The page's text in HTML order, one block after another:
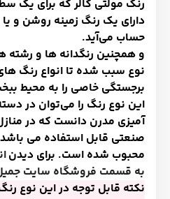
رنگ مولتی کالر که برای یک
دارای یک رنگ زمینه روشن و
حساب میآید.
و همچنین رنگدانه ها و رشته
نوع سبب شده تا انواع رنگ
برجستگی خاصی را به محیط
این نوع رنگ را میتوان در
آمیزی مدرن دانست که در
صنعتی قابل استفاده می
محبوب شده استبرای دیدن .
به قسمت فروشگاه سایت
نکته قابل توجه در این نوع